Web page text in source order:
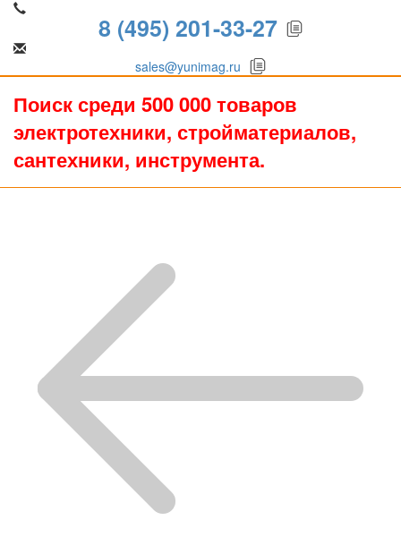
8 (495) 201-33-27
sales@yunimag.ru
Поиск среди 500 000 товаров
электротехники, стройматериалов,
сантехники, инструмента.